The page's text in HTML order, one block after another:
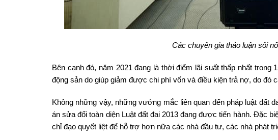
Các chuyên gia thảo luận sôi
Bên cạnh đó, năm 2021 đang là thời điểm lãi suất thấp nhất
động sản do giúp giảm được chi phí vốn và điều kiện trả nợ, do đó
Không những vậy, những vướng mắc liên quan đến pháp luật đất
án sửa đổi toàn diện Luật đất đai 2013 đang được tiến hành. Đặc
chỉ đạo quyết liệt để hỗ trợ hơn nữa các nhà đầu tư, các nhà phát